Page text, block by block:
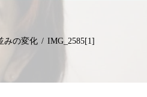
みの変化 IMG_2585[1]